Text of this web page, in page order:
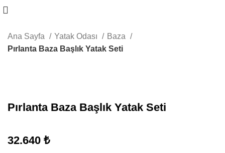
Ana Sayfa Yatak Odası
Baza
Pırlanta Baza Başlık Yatak Seti
Pırlanta Baza Başlık Yatak Seti
32.640 ₺